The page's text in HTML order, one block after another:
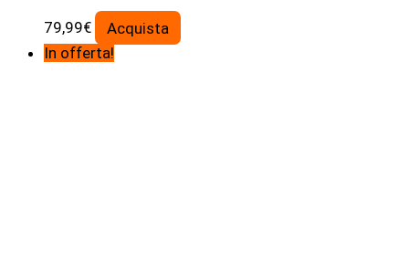
79,99€
Acquista
In offerta!